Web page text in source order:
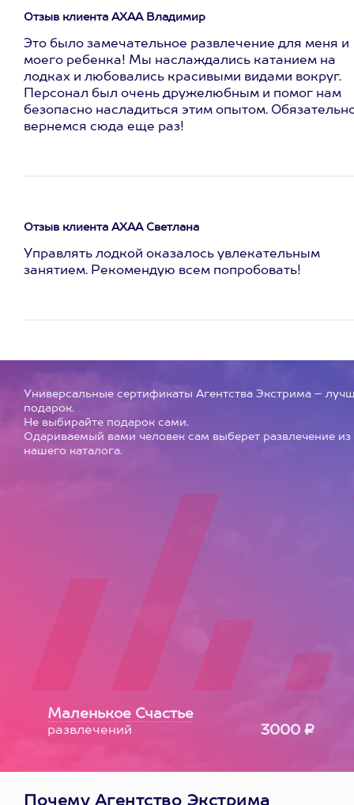
Отзыв клиента АХАА Владимир
Это было замечательное развлечение для меня и
моего ребенка! Мы наслаждались катанием на
лодках и любовались красивыми видами вокруг.
Персонал был очень дружелюбным и помог нам
безопасно насладиться этим опытом.
вернемся сюда еще раз!
Отзыв клиента АХАА Светлана
Управлять лодкой оказалось увлекательным
занятием. Рекомендую всем попробовать!
Универсальные сертификаты Агентства Экстрима –
подарок.
Не выбирайте подарок сами.
Одариваемый вами человек сам выберет развлечение из
нашего каталога.
Маленькое Счастье
развлечений 3000 ₽
Почему Агентство Экстрима